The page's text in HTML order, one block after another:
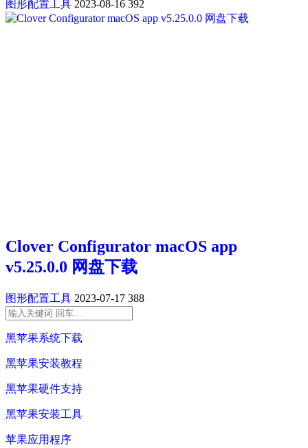
图形配置工具 2023-08-16 392
Clover Configurator macOS app
v5.25.0.0 网盘下载
图形配置工具 2023-07-17 388
黑苹果系统下载
黑苹果安装教程
黑苹果硬件支持
黑苹果安装工具
苹果应用程序